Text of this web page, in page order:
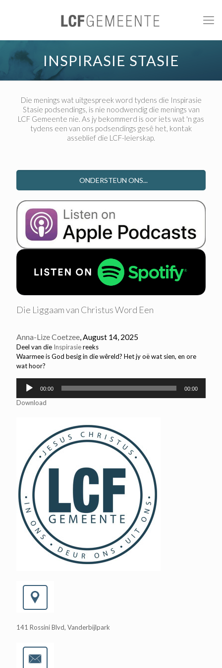
INSPIRASIE STASIE
Die menings wat uitgespreek word tydens die Inspirasie
Stasie podsendings, is nie noodwendig die menings van
LCF Gemeente nie. As jy bekommerd is oor iets wat 'n gas
tydens een van ons podsendings gesê het, kontak
asseblief die LCF-leierskap.
ONDERSTEUN ONS...
Die Liggaam van Christus Word Een
Anna-Lize Coetzee, August 14, 2025
Deel van die Inspirasiereeks
Waarmee is God besig in die wêreld? Het jy oë wat sien, en ore
wat hoor?
Audio
Player
00:00 00:00
Download
141 Rossini Blvd, Vanderbijlpark